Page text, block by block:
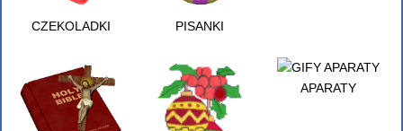
CZEKOLADKI PISANKI
APARATY